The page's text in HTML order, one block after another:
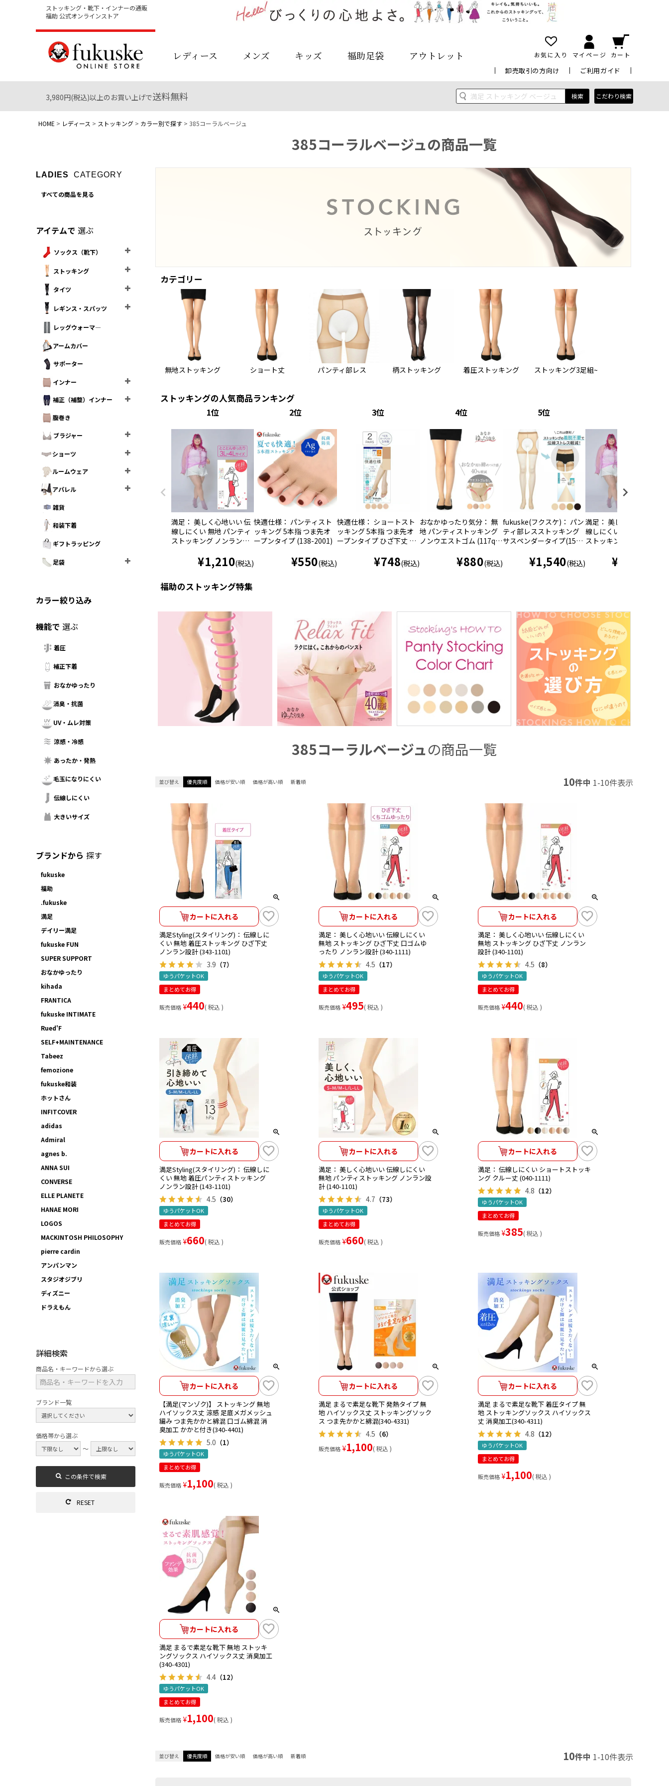
ストッキング・靴下・インナーの通販
福助 公式オンラインストア
レディース メンズ キッズ 福助足袋 アウトレット お気に入り マイページ カート
卸売取引の方向け ご利用ガイド
3,980円(税込)以上のお買い上げで送料無料 検索 こだわり検索
HOME レディース ストッキング カラー別で探す 385コーラルベージュ
LADIES CATEGORY
すべての商品を見る
アイテムで 選ぶ
ソックス（靴下）
ストッキング
タイツ
レギンス・スパッツ
レッグウォーマ―
アームカバー
サポーター
インナー
補正（補整）インナー
腹巻き
ブラジャー
ショーツ
ルームウェア
アパレル
雑貨
和装下着
ギフトラッピング
足袋
カラー絞り込み
機能で 選ぶ
着圧
補正下着
おなかゆったり
消臭・抗菌
UV・ムレ対策
涼感・冷感
あったか・発熱
毛玉になりにくい
伝線しにくい
大きいサイズ
ブランドから 探す
fukuske
福助
.fukuske
満足
デイリー満足
fukuske FUN
SUPER SUPPORT
おなかゆったり
kihada
FRANTICA
fukuske INTIMATE
Rued'F
SELF+MAINTENANCE
Tabeez
femozione
fukuske和装
ホットさん
INFITCOVER
adidas
Admiral
agnes b.
ANNA SUI
CONVERSE
ELLE PLANETE
HANAE MORI
LOGOS
MACKINTOSH PHILOSOPHY
pierre cardin
アンパンマン
スタジオジブリ
ディズニー
ドラえもん
詳細検索
商品名・キーワードから選ぶ
ブランド一覧
価格帯から選ぶ
～
385コーラルベージュの商品一覧
カテゴリー
無地ストッキング ショート丈 パンティ部レス 柄ストッキング 着圧ストッキング ストッキング3足組~
ストッキングの人気商品ランキング
1
満足： 美しく心地いい 伝
線しにくい 無地 パンティ
ストッキング ノンラン設
¥1,210(税込)
2
快適仕様： パンティスト
ッキング 5本指 つま先オ
ープンタイプ (138-2001)
¥550(税込)
3
快適仕様： ショートスト
ッキング 5本指 つま先オ
ープンタイプ ひざ下丈 2
¥748(税込)
4
おなかゆったり気分： 無
地 パンティストッキング
ノンウエストゴム (117q1
¥880(税込)
5
fukuske(フクスケ)： パン
ティ部レスストッキング
サスペンダータイプ(159q
¥1,540(税込)
満足： 美しく心地いい 伝
線しにくい 無地 パンティ
ストッキング ノンラン設
¥
福助のストッキング特集
385コーラルベージュの商品一覧
並び替え 優先度順 価格が安い順 価格が高い順 新着順 10件中 1-10件表示
カートに入れる
満足Styling(スタイリング)： 伝線しに
くい 無地 着圧ストッキング ひざ下丈
ノンラン設計 (343-1101)
3.9 （7）
ゆうパケットOK
まとめてお得
販売価格 ¥440 税込
カートに入れる
満足： 美しく心地いい 伝線しにくい
無地 ストッキング ひざ下丈 口ゴムゆ
ったり ノンラン設計 (340-1111)
4.5 （17）
ゆうパケットOK
まとめてお得
販売価格 ¥495 税込
カートに入れる
満足： 美しく心地いい 伝線しにくい
無地 ストッキング ひざ下丈 ノンラン
設計 (340-1101)
4.5 （8）
ゆうパケットOK
まとめてお得
販売価格 ¥440 税込
カートに入れる
満足Styling(スタイリング)： 伝線しに
くい 無地 着圧パンティストッキング
ノンラン設計 (143-1101)
4.5 （30）
ゆうパケットOK
まとめてお得
販売価格 ¥660 税込
カートに入れる
満足： 美しく心地いい 伝線しにくい
無地 パンティストッキング ノンラン設
計 (140-1101)
4.7 （73）
ゆうパケットOK
まとめてお得
販売価格 ¥660 税込
カートに入れる
満足： 伝線しにくい ショートストッキ
ング クルー丈 (040-1111)
4.8 （12）
ゆうパケットOK
まとめてお得
販売価格 ¥385 税込
カートに入れる
【満足(マンゾク)】 ストッキング 無地
ハイソックス丈 涼感 足底メガメッシュ
編み つま先かかと綿混 口ゴム綿混 消
臭加工 かかと付き(340-4401)
5.0 （1）
ゆうパケットOK
まとめてお得
販売価格 ¥1,100 税込
カートに入れる
満足 まるで素足な靴下 発熱タイプ 無
地 ハイソックス丈 ストッキングソック
ス つま先かかと綿混(340-4331)
4.5 （6）
販売価格 ¥1,100 税込
カートに入れる
満足 まるで素足な靴下 着圧タイプ 無
地 ストッキングソックス ハイソックス
丈 消臭加工(340-4311)
4.8 （12）
ゆうパケットOK
まとめてお得
販売価格 ¥1,100 税込
カートに入れる
満足 まるで素足な靴下 無地 ストッキ
ングソックス ハイソックス丈 消臭加工
(340-4301)
4.4 （12）
ゆうパケットOK
まとめてお得
販売価格 ¥1,100 税込
並び替え 優先度順 価格が安い順 価格が高い順 新着順 10件中 1-10件表示